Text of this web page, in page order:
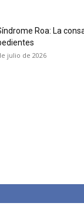
de las
the news of vaping
reduction in your
Roa: La
julio de 2026